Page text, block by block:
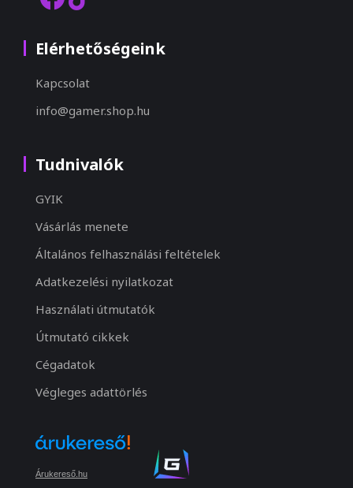
Elérhetőségeink
Kapcsolat
info@gamer.shop.hu
Tudnivalók
GYIK
Vásárlás menete
Általános felhasználási feltételek
Adatkezelési nyilatkozat
Használati útmutatók
Útmutató cikkek
Cégadatok
Végleges adattörlés
Árukereső.hu